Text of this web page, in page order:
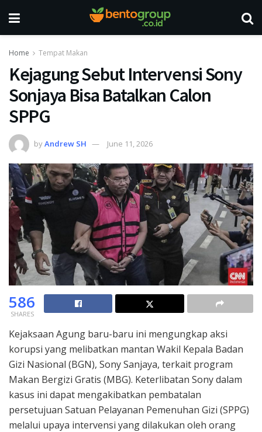
Home Tempat Makan
Kejagung Sebut Intervensi Sony
Sonjaya Bisa Batalkan Calon
SPPG
byAndrew SH June 11, 2026
586
SHARES
Kejaksaan Agung baru-baru ini mengungkap aksi
korupsi yang melibatkan mantan Wakil Kepala Badan
Gizi Nasional (BGN), Sony Sanjaya, terkait program
Makan Bergizi Gratis (MBG). Keterlibatan Sony dalam
kasus ini dapat mengakibatkan pembatalan
persetujuan Satuan Pelayanan Pemenuhan Gizi (SPPG)
melalui upaya intervensi yang dilakukan oleh orang